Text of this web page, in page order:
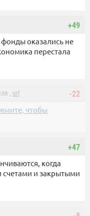
+49
оказались не
перестала
-22
, url
чтобы
+47
когда
счетами и закрытыми